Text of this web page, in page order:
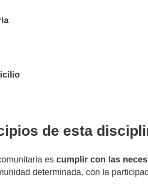
de esta
es cumplir con las
determinada, con la